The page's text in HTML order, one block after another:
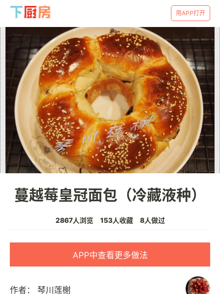
用APP打开
蔓越莓皇冠面包（冷藏液种）
2867人浏览 153人收藏 8人做过
APP中查看更多做法
作者： 琴川莲榭